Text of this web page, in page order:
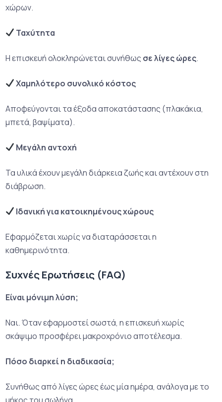
χώρων.
Ταχύτητα
Η επισκευή ολοκληρώνεται συνήθως σε λίγες ώρες.
Χαμηλότερο συνολικό κόστος
Αποφεύγονται τα έξοδα αποκατάστασης (πλακάκια,
μπετά, βαψίματα).
Μεγάλη αντοχή
Τα υλικά έχουν μεγάλη διάρκεια ζωής και αντέχουν στη
διάβρωση.
Ιδανική για κατοικημένους χώρους
Εφαρμόζεται χωρίς να διαταράσσεται η
καθημερινότητα.
Συχνές Ερωτήσεις (FAQ)
Είναι μόνιμη λύση;
Ναι. Όταν εφαρμοστεί σωστά, η επισκευή χωρίς
σκάψιμο προσφέρει μακροχρόνιο αποτέλεσμα.
Πόσο διαρκεί η διαδικασία;
Συνήθως από λίγες ώρες έως μία ημέρα, ανάλογα με το
μήκος του σωλήνα.